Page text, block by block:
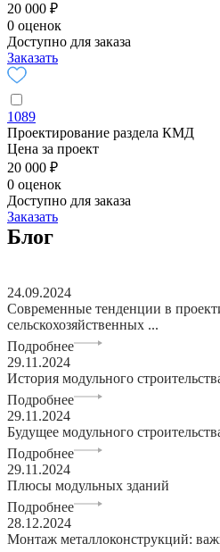
20 000 ₽
0 оценок
Доступно для заказа
Заказать
1089
Проектирование раздела КМД
Цена за проект
20 000 ₽
0 оценок
Доступно для заказа
Заказать
Блог
24.09.2024
Современные тенденции в
сельскохозяйственных ...
Подробнее
29.11.2024
История модульного
Подробнее
29.11.2024
Будущее модульного
Подробнее
29.11.2024
Плюсы модульных зданий
Подробнее
28.12.2024
Монтаж металлоконструкций: